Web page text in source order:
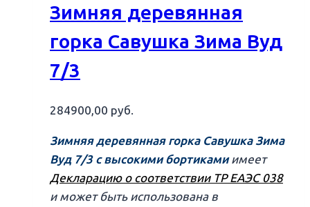
Зимняя деревянная
горка Савушка Зима Вуд
7/3
284900,00 руб.
Зимняя деревянная горка Савушка Зима
Вуд 7/3 с высокими бортикамиимеет
Декларацию о соответствии ТР ЕАЭС 038
и может быть использована в